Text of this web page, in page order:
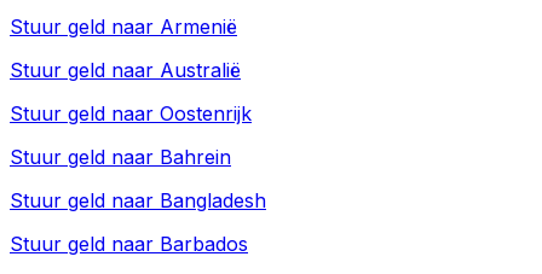
Stuur geld naar Armenië
Stuur geld naar Australië
Stuur geld naar Oostenrijk
Stuur geld naar Bahrein
Stuur geld naar Bangladesh
Stuur geld naar Barbados